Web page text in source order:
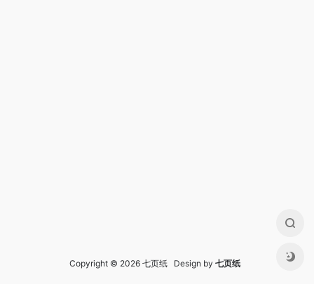
Copyright © 2026 七页纸 Design by 七页纸